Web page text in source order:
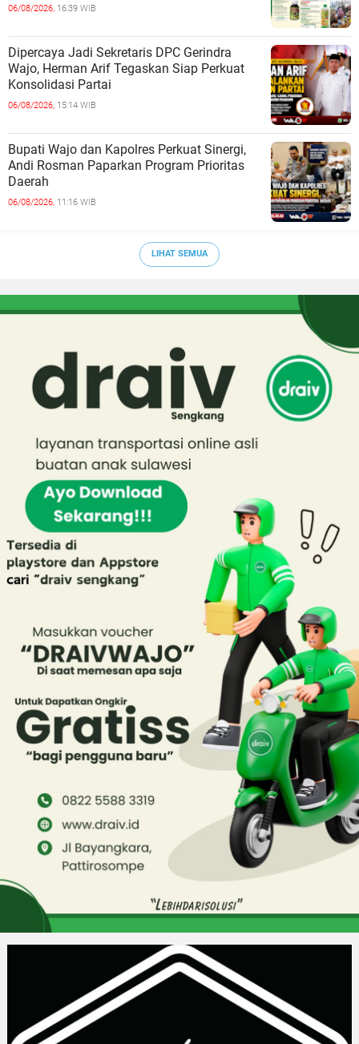
06/08/2026, 16:39 WIB
Dipercaya Jadi Sekretaris DPC Gerindra
Wajo, Herman Arif Tegaskan Siap Perkuat
Konsolidasi Partai
06/08/2026, 15:14 WIB
Bupati Wajo dan Kapolres Perkuat Sinergi,
Andi Rosman Paparkan Program Prioritas
Daerah
06/08/2026, 11:16 WIB
LIHAT SEMUA